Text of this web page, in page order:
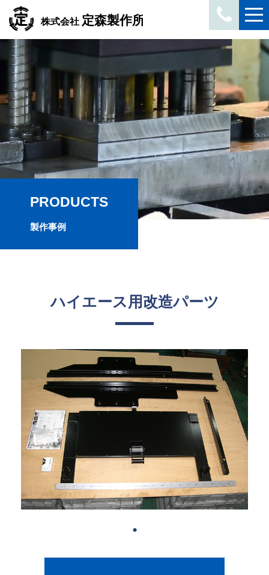
PRODUCTS
製作事例
ハイエース用改造パーツ